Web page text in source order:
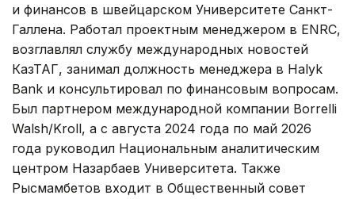
и финансов в швейцарском Университете Санкт-
Галлена. Работал проектным менеджером в ENRC,
возглавлял службу международных новостей
КазТАГ, занимал должность менеджера в Halyk
Bank и консультировал по финансовым вопросам.
Был партнером международной компании Borrelli
Walsh/Kroll, а с августа 2024 года по май 2026
года руководил Национальным аналитическим
центром Назарбаев Университета. Также
Рысмамбетов входит в Общественный совет